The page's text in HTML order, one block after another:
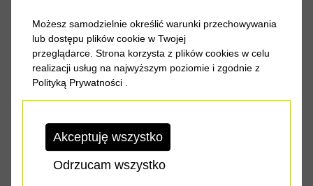
Możesz samodzielnie określić warunki przechowywania
lub dostępu plików cookie w Twojej
przeglądarce. Strona korzysta z plików cookies w celu
realizacji usług na najwyższym poziomie i zgodnie z
Polityką Prywatności .
Akceptuję wszystko
Odrzucam wszystko
Duże parasole z osłona chroniącą przed deszczem i wiatrem.
W...
Cena od272.00 zł